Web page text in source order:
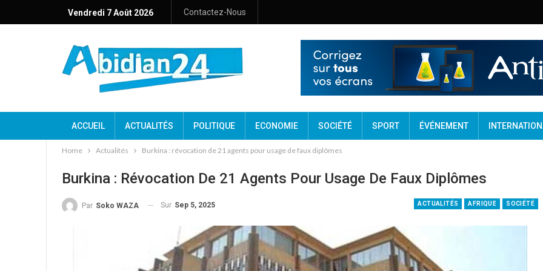
Vendredi 7 Août 2026 Contactez-Nous
ACCUEIL ACTUALITÉS POLITIQUE ECONOMIE SOCIÉTÉ SPORT ÉVÉNEMENT
Home Actualités Burkina : révocation de 21 agents pour usage de faux diplômes
Burkina : Révocation De 21 Agents Pour Usage De Faux Diplômes
ACTUALITÉS AFRIQUE SOCIÉTÉ
Par Soko WAZA Sur Sep 5, 2025